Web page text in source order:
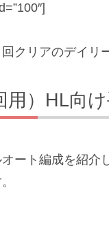
回クリアのデイリ
用）HL向
ート編成を紹介